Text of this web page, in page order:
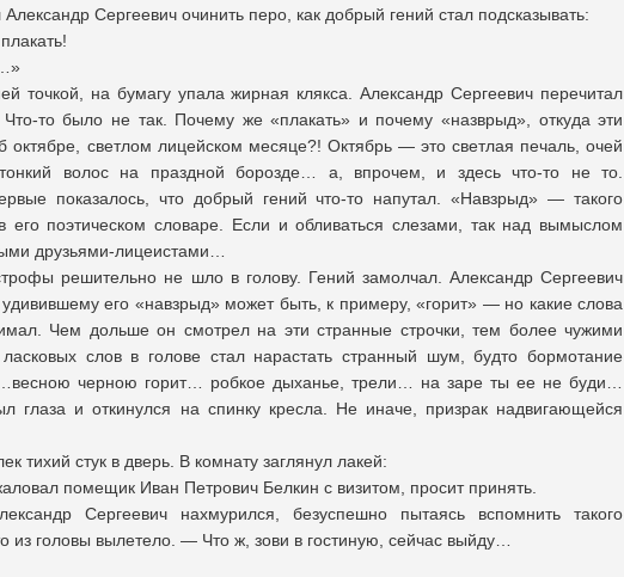
Сергеевич очинить перо, как добрый гений стал подсказывать:
точкой, на бумагу упала жирная клякса. Александр Сергеевич перечитал
то было не так. Почему же «плакать» и почему «назврыд», откуда эти
октябре, светлом лицейском месяце?! Октябрь — это светлая печаль, очей
волос на праздной борозде… а, впрочем, и здесь что-то не то.
показалось, что добрый гений что-то напутал. «Навзрыд» — такого
его поэтическом словаре. Если и обливаться слезами, так над вымыслом
друзьями-лицеистами…
решительно не шло в голову. Гений замолчал. Александр Сергеевич
его «навзрыд» может быть, к примеру, «горит» — но какие слова
Чем дольше он смотрел на эти странные строчки, тем более чужими
слов в голове стал нарастать странный шум, будто бормотание
…весною черною горит… робкое дыханье, трели… на заре ты ее не буди…
глаза и откинулся на спинку кресла. Не иначе, призрак надвигающейся
тихий стук в дверь. В комнату заглянул лакей:
помещик Иван Петрович Белкин с визитом, просит принять.
Сергеевич нахмурился, безуспешно пытаясь вспомнить такого
из головы вылетело. — Что ж, зови в гостиную, сейчас выйду…